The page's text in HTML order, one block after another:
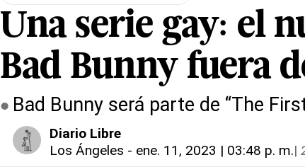
Una serie gay: el
Bad Bunny fuera
Bad Bunny será parte de “The
Diario Libre
Los Ángeles - ene. 11, 2023 | 03:48 p. m.|